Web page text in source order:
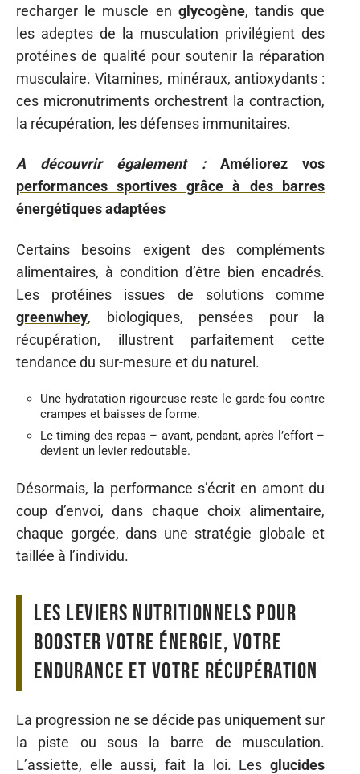
recharger le muscle en glycogène, tandis que
les adeptes de la musculation privilégient des
protéines de qualité pour soutenir la réparation
musculaire. Vitamines, minéraux, antioxydants :
ces micronutriments orchestrent la contraction,
la récupération, les défenses immunitaires.
A découvrir également :
Améliorez vos
performances sportives grâce à des barres
énergétiques adaptées
Certains besoins exigent des compléments
alimentaires, à condition d’être bien encadrés.
Les protéines issues de solutions comme
greenwhey, biologiques, pensées pour la
récupération, illustrent parfaitement cette
tendance du sur-mesure et du naturel.
Une hydratation rigoureuse reste le garde-fou contre
crampes et baisses de forme.
Le timing des repas – avant, pendant, après l’effort –
devient un levier redoutable.
Désormais, la performance s’écrit en amont du
coup d’envoi, dans chaque choix alimentaire,
chaque gorgée, dans une stratégie globale et
taillée à l’individu.
Les leviers nutritionnels pour
booster votre énergie, votre
endurance et votre récupération
La progression ne se décide pas uniquement sur
la piste ou sous la barre de musculation.
L’assiette, elle aussi, fait la loi. Les glucides